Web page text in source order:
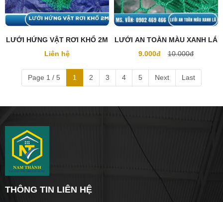
LƯỚI HỨNG VẬT RƠI KHỔ 2M
Liên hệ
LƯỚI AN TOÀN MÀU XANH LÁ
9.000đ
10.000đ
Page 1 / 5 1 2 3 4 5 Next Last
THÔNG TIN LIÊN HỆ